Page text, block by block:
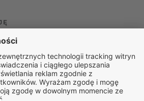
telemedycznych jest
w rozumieniu ustawy z dnia 15
leczniczej, wpisanym do